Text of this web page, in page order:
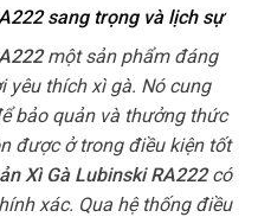
sang trọng và lịch sự
một sản phẩm đáng
thích xì gà. Nó cung
bảo quản và thưởng thức
được ở trong điều kiện tốt
Xì Gà Lubinski RA222 có
xác. Qua hệ thống điều